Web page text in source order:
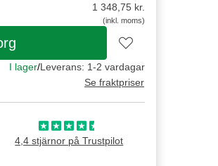
1 348,75kr.
(inkl. moms)
I lager/Leverans: 1-2 vardagar
Se fraktpriser
4,4 stjärnor på Trustpilot